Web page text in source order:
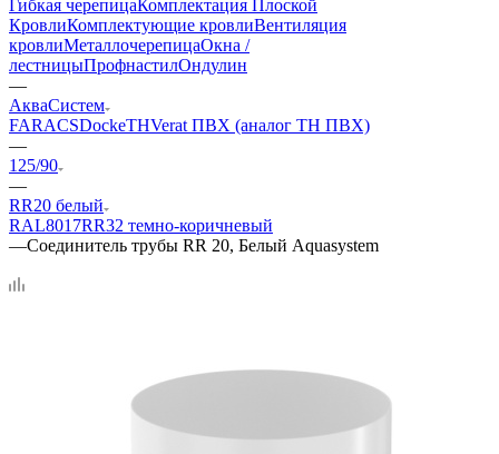
Гибкая черепицаКомплектация Плоской
КровлиКомплектующие кровлиВентиляция
кровлиМеталлочерепицаОкна /
лестницыПрофнастилОндулин
—
АкваСистем
FARACSDockeТНVerat ПВХ (аналог ТН ПВХ)
—
125/90
—
RR20 белый
RAL8017RR32 темно-коричневый
—Соединитель трубы RR 20, Белый Aquasystem